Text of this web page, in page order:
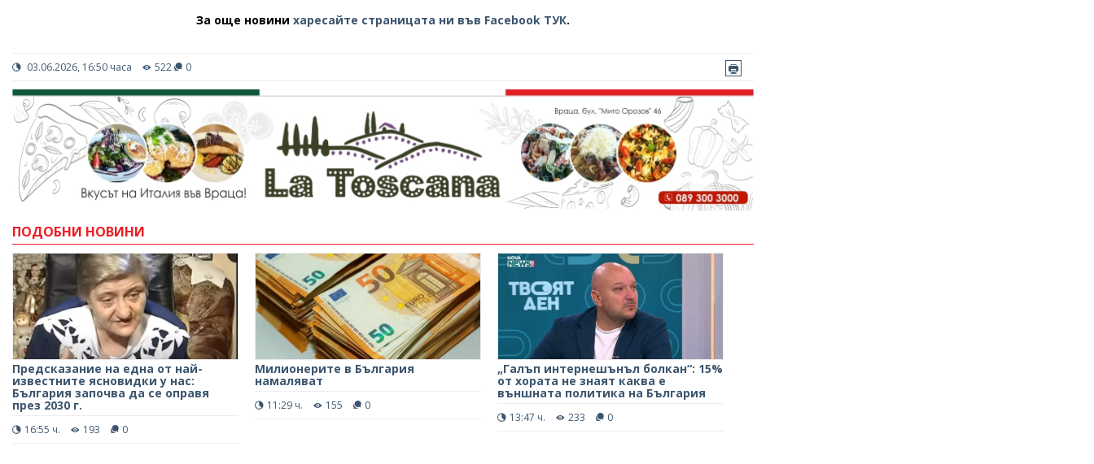
За още новинихаресайте страницата ни във Facebook ТУК.
03.06.2026, 16:50 часа 522 0
ПОДОБНИ НОВИНИ
Предсказание на една от най-
известните ясновидки у нас:
България започва да се оправя
през 2030 г.
16:55 ч. 193 0
Милионерите в България
намаляват
11:29 ч. 155 0
„Галъп интернешънъл болкан“: 15%
от хората не знаят каква е
външната политика на България
13:47 ч. 233 0